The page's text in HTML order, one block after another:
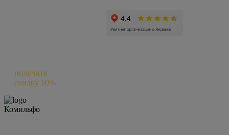
получите
скидку 10%
Комильфо